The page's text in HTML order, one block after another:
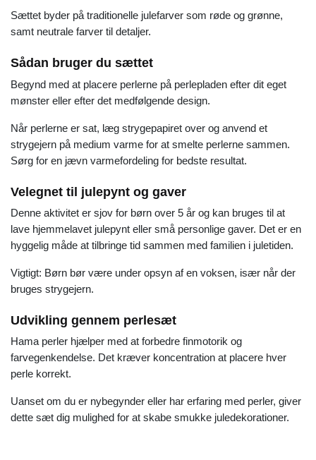
Sættet byder på traditionelle julefarver som røde og grønne,
samt neutrale farver til detaljer.
Sådan bruger du sættet
Begynd med at placere perlerne på perlepladen efter dit eget
mønster eller efter det medfølgende design.
Når perlerne er sat, læg strygepapiret over og anvend et
strygejern på medium varme for at smelte perlerne sammen.
Sørg for en jævn varmefordeling for bedste resultat.
Velegnet til julepynt og gaver
Denne aktivitet er sjov for børn over 5 år og kan bruges til at
lave hjemmelavet julepynt eller små personlige gaver. Det er en
hyggelig måde at tilbringe tid sammen med familien i juletiden.
Vigtigt: Børn bør være under opsyn af en voksen, især når der
bruges strygejern.
Udvikling gennem perlesæt
Hama perler hjælper med at forbedre finmotorik og
farvegenkendelse. Det kræver koncentration at placere hver
perle korrekt.
Uanset om du er nybegynder eller har erfaring med perler, giver
dette sæt dig mulighed for at skabe smukke juledekorationer.